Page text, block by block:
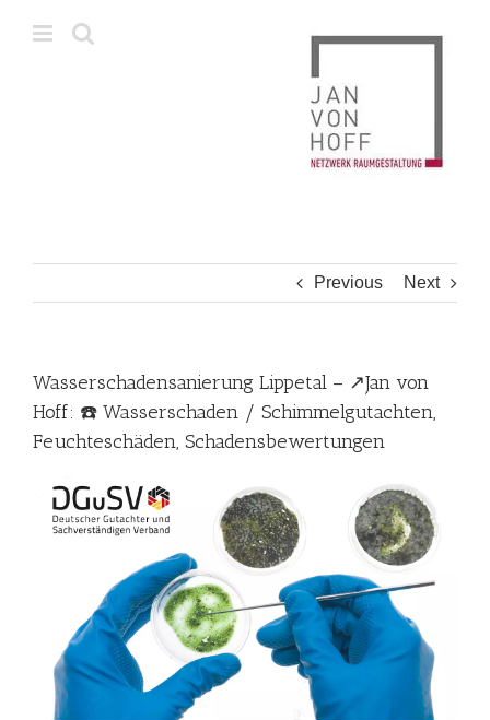
Previous Next
Wasserschadensanierung Lippetal – ↗️Jan von
Hoff: ☎️ Wasserschaden / Schimmelgutachten,
Feuchteschäden, Schadensbewertungen